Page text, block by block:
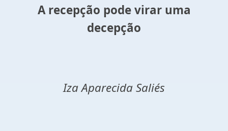
A recepção pode virar uma
decepção
Iza Aparecida Saliés